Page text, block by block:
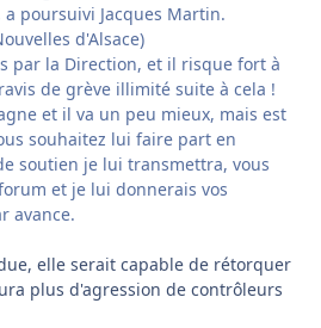
poursuivi Jacques Martin.
d'Alsace)
par la Direction, et il risque fort à
de grève illimité suite à cela !
et il va un peu mieux, mais est
souhaitez lui faire part en
soutien je lui transmettra, vous
et je lui donnerais vos
avance.
elle serait capable de rétorquer
plus d'agression de contrôleurs